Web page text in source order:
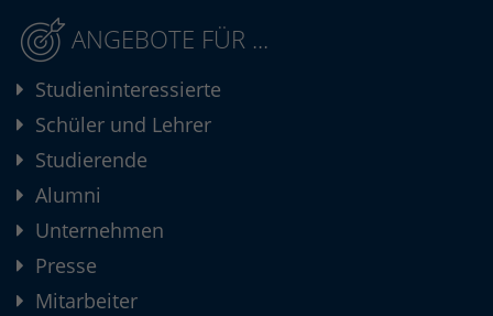
ANGEBOTE FÜR ...
Studieninteressierte
Schüler und Lehrer
Studierende
Alumni
Unternehmen
Presse
Mitarbeiter